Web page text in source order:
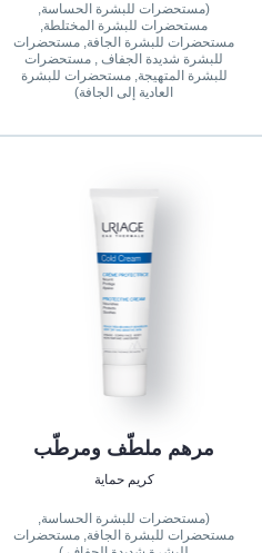
(مستحضرات للبشرة الحساسة,
مستحضرات للبشرة المختلطة,
مستحضرات للبشرة الجافة, مستحضرات
للبشرة شديدة الجفاف , مستحضرات
للبشرة المتهيجة, مستحضرات للبشرة
العادية إلى الجافة)
مرهم ملطّف ومرطّب
كريم حماية
(مستحضرات للبشرة الحساسة,
مستحضرات للبشرة الجافة, مستحضرات